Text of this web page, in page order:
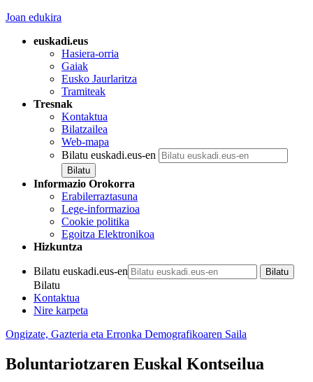
Joan edukira
euskadi.eus
Hasiera-orria
Gaiak
Eusko Jaurlaritza
Tramiteak
Tresnak
Kontaktua
Bilatzailea
Web-mapa
Bilatu euskadi.eus-en
Informazio Orokorra
Erabilerraztasuna
Lege-informazioa
Cookie politika
Egoitza Elektronikoa
Hizkuntza
Bilatu euskadi.eus-en
Bilatu
Kontaktua
Nire karpeta
Ongizate, Gazteria eta Erronka Demografikoaren Saila
Boluntariotzaren Euskal Kontseilua